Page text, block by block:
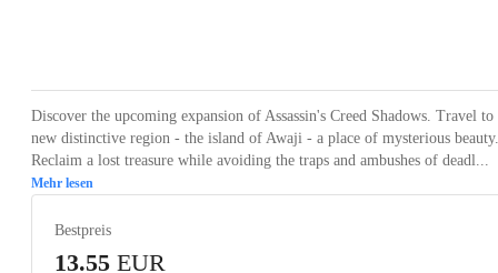
Discover the upcoming expansion of Assassin's Creed Shadows. Travel to
new distinctive region - the island of Awaji - a place of mysterious beauty.
Reclaim a lost treasure while avoiding the traps and ambushes of deadl...
Mehr lesen
Bestpreis
13.55 EUR